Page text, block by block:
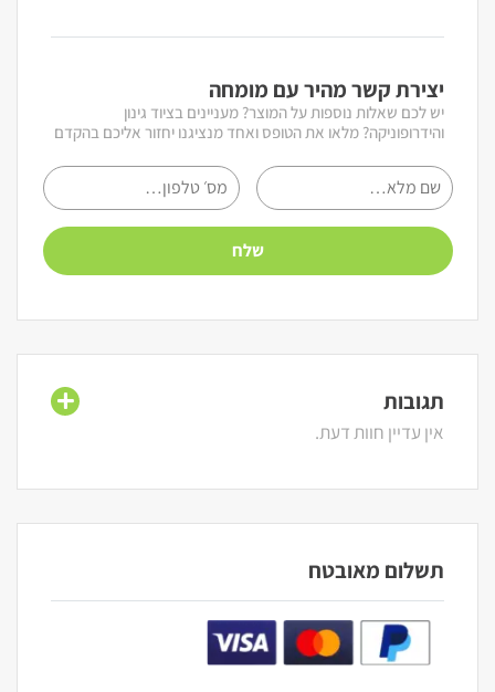
יצירת קשר מהיר עם מומחה
יש לכם שאלות נוספות על המוצר? מעניינים בציוד גינון
והידרופוניקה? מלאו את הטופס ואחד מנציגנו יחזור אליכם בהקדם
תגובות
אין עדיין חוות דעת.
תשלום מאובטח